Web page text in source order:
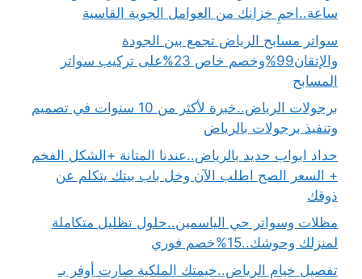
ساعة..احمِ خزانك من العوامل الجوية القاسية
سواتر مسابح الرياض تجمع بين الجودة
والإتقان99%وخصم خاص 23%على تركيب سواتر
المسابح
برجولات الرياض..خبرة لأكثر من 10 سنوات في تصميم
وتنفيذ برجولات بالرياض
حداد ابواب حديد بالرياض..عندنا المتانة +الشكل الفخم
+ السعر الصح اطلب الآن وخل باب بيتك يتكلم عن
ذوقك
مظلات وسواتر حي الياسمين..حلول تظليل متكاملة
لمنزلك وحوشك..15%خصم فوري
تفصيل خيام الرياض..خيمتك الملكية صارت أوفر بـ